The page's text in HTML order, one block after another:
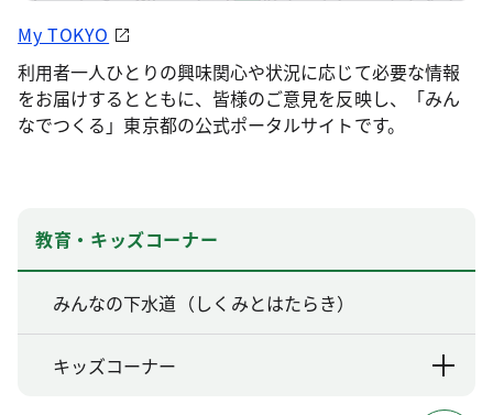
My TOKYO
利用者一人ひとりの興味関心や状況に応じて必要な情報
をお届けするとともに、皆様のご意見を反映し、「みん
なでつくる」東京都の公式ポータルサイトです。
教育・キッズコーナー
みんなの下水道（しくみとはたらき）
キッズコーナー